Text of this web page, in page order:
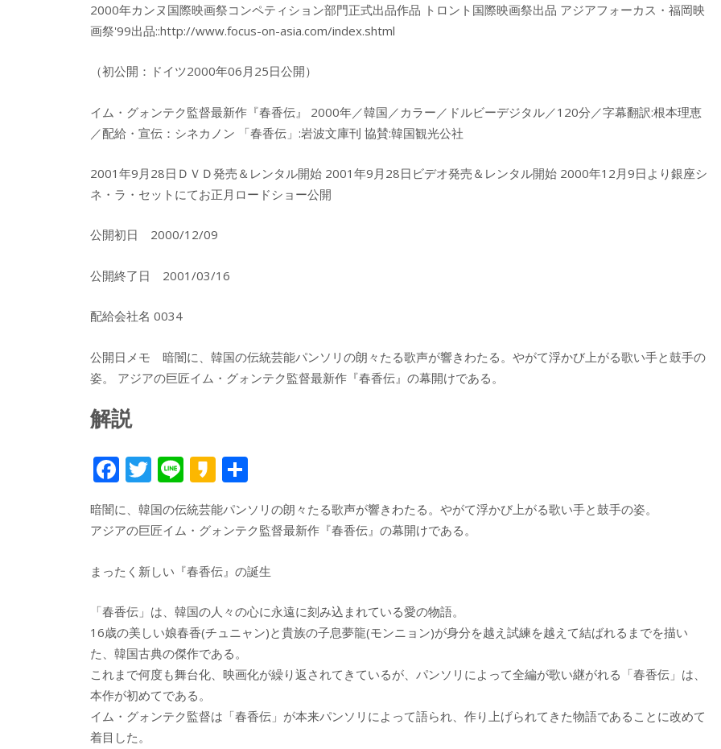
2000年カンヌ国際映画祭コンペティション部門正式出品作品 トロント国際映画祭出品 アジアフォーカス・福岡映
画祭'99出品::http://www.focus-on-asia.com/index.shtml
（初公開：ドイツ2000年06月25日公開）
イム・グォンテク監督最新作『春香伝』 2000年／韓国／カラー／ドルビーデジタル／120分／字幕翻訳:根本理恵
／配給・宣伝：シネカノン 「春香伝」:岩波文庫刊 協賛:韓国観光公社
2001年9月28日ＤＶＤ発売＆レンタル開始 2001年9月28日ビデオ発売＆レンタル開始 2000年12月9日より銀座シ
ネ・ラ・セットにてお正月ロードショー公開
公開初日 2000/12/09
公開終了日 2001/03/16
配給会社名 0034
公開日メモ 暗闇に、韓国の伝統芸能パンソリの朗々たる歌声が響きわたる。やがて浮かび上がる歌い手と鼓手の
姿。 アジアの巨匠イム・グォンテク監督最新作『春香伝』の幕開けである。
解説
F
ac
e
b
o
o
k
T
w
itt
er
Li
n
e
K
a
k
a
o
暗闇に、韓国の伝統芸能パンソリの朗々たる歌声が響きわたる。やがて浮かび上がる歌い手と鼓手の姿。
アジアの巨匠イム・グォンテク監督最新作『春香伝』の幕開けである。
まったく新しい『春香伝』の誕生
「春香伝」は、韓国の人々の心に永遠に刻み込まれている愛の物語。
16歳の美しい娘春香(チュニャン)と貴族の子息夢龍(モンニョン)が身分を越え試練を越えて結ばれるまでを描い
た、韓国古典の傑作である。
これまで何度も舞台化、映画化が繰り返されてきているが、パンソリによって全編が歌い継がれる「春香伝」は、
本作が初めてである。
イム・グォンテク監督は「春香伝」が本来パンソリによって語られ、作り上げられてきた物語であることに改めて
着目した。